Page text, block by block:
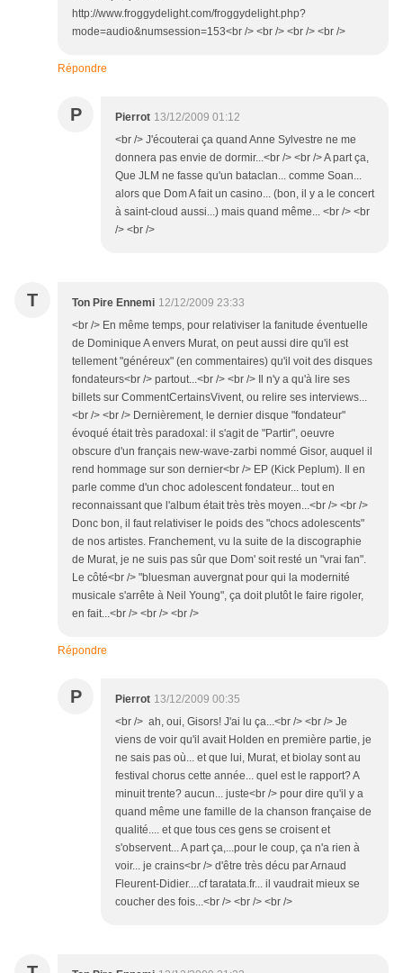
http://www.froggydelight.com/froggydelight.php?
mode=audio&numsession=153<br /> <br /> <br /> <br />
Répondre
P Pierrot 13/12/2009 01:12
<br /> J'écouterai ça quand Anne Sylvestre ne me
donnera pas envie de dormir...<br /> <br /> A part ça,
Que JLM ne fasse qu'un bataclan... comme Soan...
alors que Dom A fait un casino... (bon, il y a le concert
à saint-cloud aussi...) mais quand même... <br /> <br
/> <br />
T Ton Pire Ennemi 12/12/2009 23:33
<br /> En même temps, pour relativiser la fanitude éventuelle
de Dominique A envers Murat, on peut aussi dire qu'il est
tellement "généreux" (en commentaires) qu'il voit des disques
fondateurs<br /> partout...<br /> <br /> Il n'y a qu'à lire ses
billets sur CommentCertainsVivent, ou relire ses interviews...
<br /> <br /> Dernièrement, le dernier disque "fondateur"
évoqué était très paradoxal: il s'agit de "Partir", oeuvre
obscure d'un français new-wave-zarbi nommé Gisor, auquel il
rend hommage sur son dernier<br /> EP (Kick Peplum). Il en
parle comme d'un choc adolescent fondateur... tout en
reconnaissant que l'album était très très moyen...<br /> <br />
Donc bon, il faut relativiser le poids des "chocs adolescents"
de nos artistes. Franchement, vu la suite de la discographie
de Murat, je ne suis pas sûr que Dom' soit resté un "vrai fan".
Le côté<br /> "bluesman auvergnat pour qui la modernité
musicale s'arrête à Neil Young", ça doit plutôt le faire rigoler,
en fait...<br /> <br /> <br />
Répondre
P Pierrot 13/12/2009 00:35
<br /> ah, oui, Gisors! J'ai lu ça...<br /> <br /> Je
viens de voir qu'il avait Holden en première partie, je
ne sais pas où... et que lui, Murat, et biolay sont au
festival chorus cette année... quel est le rapport? A
minuit trente? aucun... juste<br /> pour dire qu'il y a
quand même une famille de la chanson française de
qualité.... et que tous ces gens se croisent et
s'observent... A part ça,...pour le coup, ça n'a rien à
voir... je crains<br /> d'être très décu par Arnaud
Fleurent-Didier....cf taratata.fr... il vaudrait mieux se
coucher des fois...<br /> <br /> <br />